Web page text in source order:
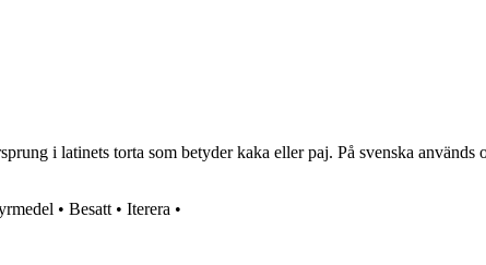
i latinets torta som betyder kaka eller paj. På svenska
• Besatt • Iterera •